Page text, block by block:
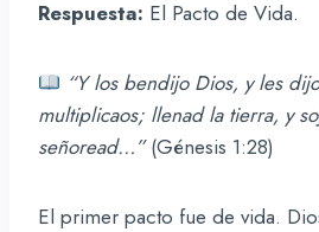
Respuesta: El Pacto de Vida.
“Y los bendijo Dios, y les
multiplicaos; llenad la tierra, y
señoread…”(Génesis 1:28)
El primer pacto fue de vida.